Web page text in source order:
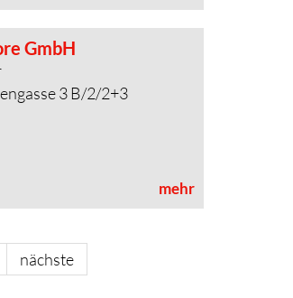
GmbH
3 B/2/2+3
mehr
nächste